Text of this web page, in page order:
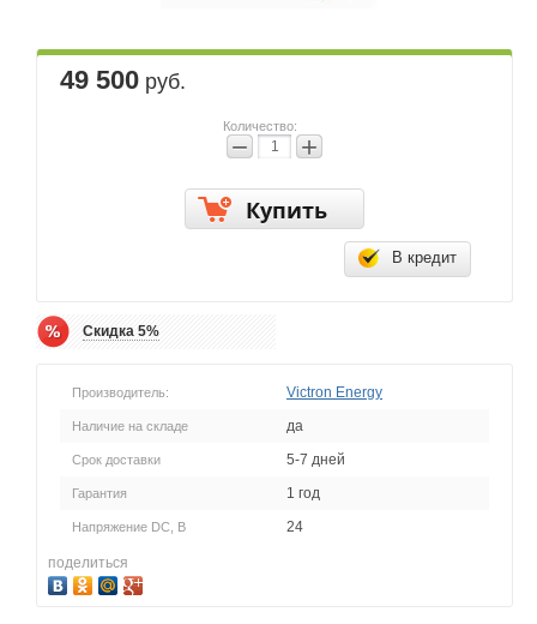
49 500 руб.
Количество:
− +
Купить
В кредит
Скидка 5%
Производитель: Victron Energy
Наличие на складе да
Срок доставки 5-7 дней
Гарантия 1 год
Напряжение DC, В 24
поделиться